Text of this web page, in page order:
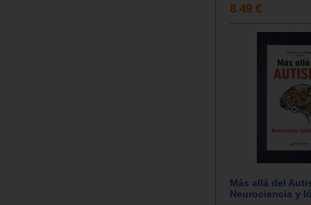
8.49 €
Más allá del
Neurociencia y